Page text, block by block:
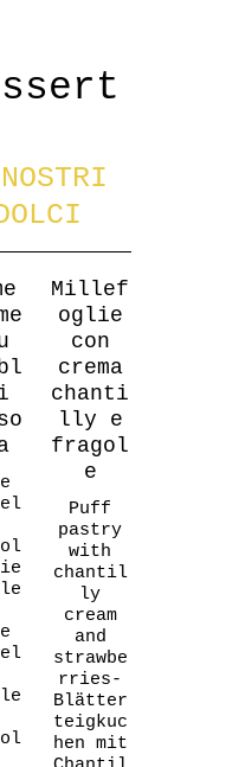
Millef
oglie
con
crema
chanti
lly e
fragol
e
Puff
pastry
with
chantil
ly
cream
and
strawbe
rries-
Blätter
teigkuc
hen mit